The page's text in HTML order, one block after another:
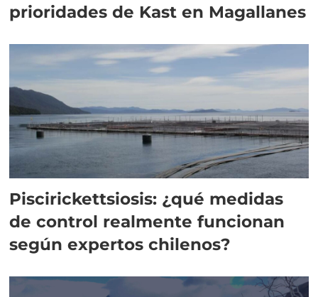
prioridades de Kast en Magallanes
Piscirickettsiosis: ¿qué medidas
de control realmente funcionan
según expertos chilenos?